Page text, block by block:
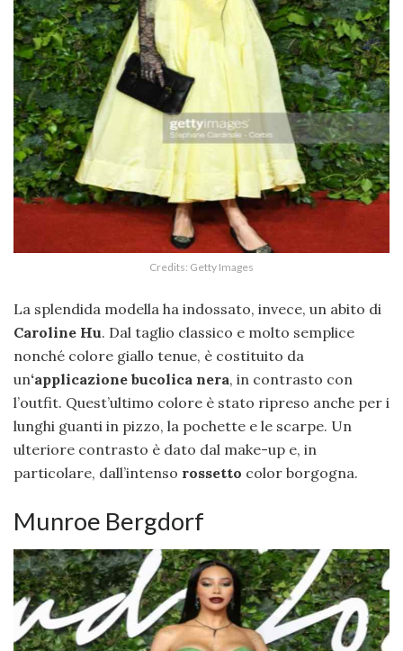
Credits: Getty Images
La splendida modella ha indossato, invece, un abito di
Caroline Hu. Dal taglio classico e molto semplice
nonché colore giallo tenue, è costituito da
un‘applicazione bucolica nera, in contrasto con
l’outfit. Quest’ultimo colore è stato ripreso anche per i
lunghi guanti in pizzo, la pochette e le scarpe. Un
ulteriore contrasto è dato dal make-up e, in
particolare, dall’intenso rossetto color borgogna.
Munroe Bergdorf